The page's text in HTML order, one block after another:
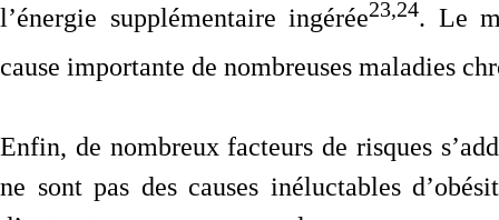
l’énergie supplémentaire ingérée23,24. Le
cause importante de nombreuses maladies
Enfin, de nombreux facteurs de risques
ne sont pas des causes inéluctables